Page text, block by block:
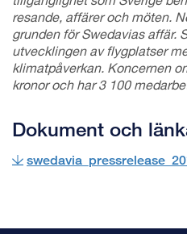
resande, affärer och möten.
grunden för Swedavias affär.
utvecklingen av flygplatser
klimatpåverkan. Koncernen
kronor och har 3 100
Dokument och